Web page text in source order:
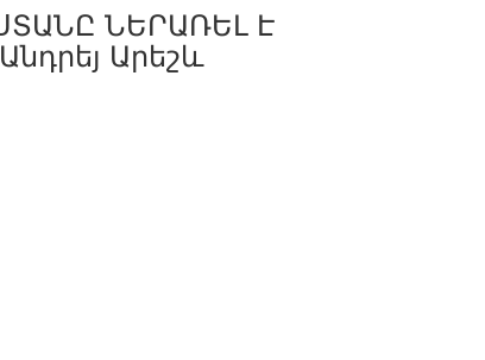
ՆԵՐԱՌԵԼ Է
Արեշև